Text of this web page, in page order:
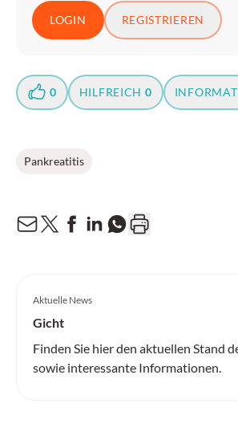
LOGIN REGISTRIEREN
0 HILFREICH 0
Pankreatitis
Aktuelle News
Gicht
Finden Sie hier den aktuellen Stand
sowie interessante Informationen.